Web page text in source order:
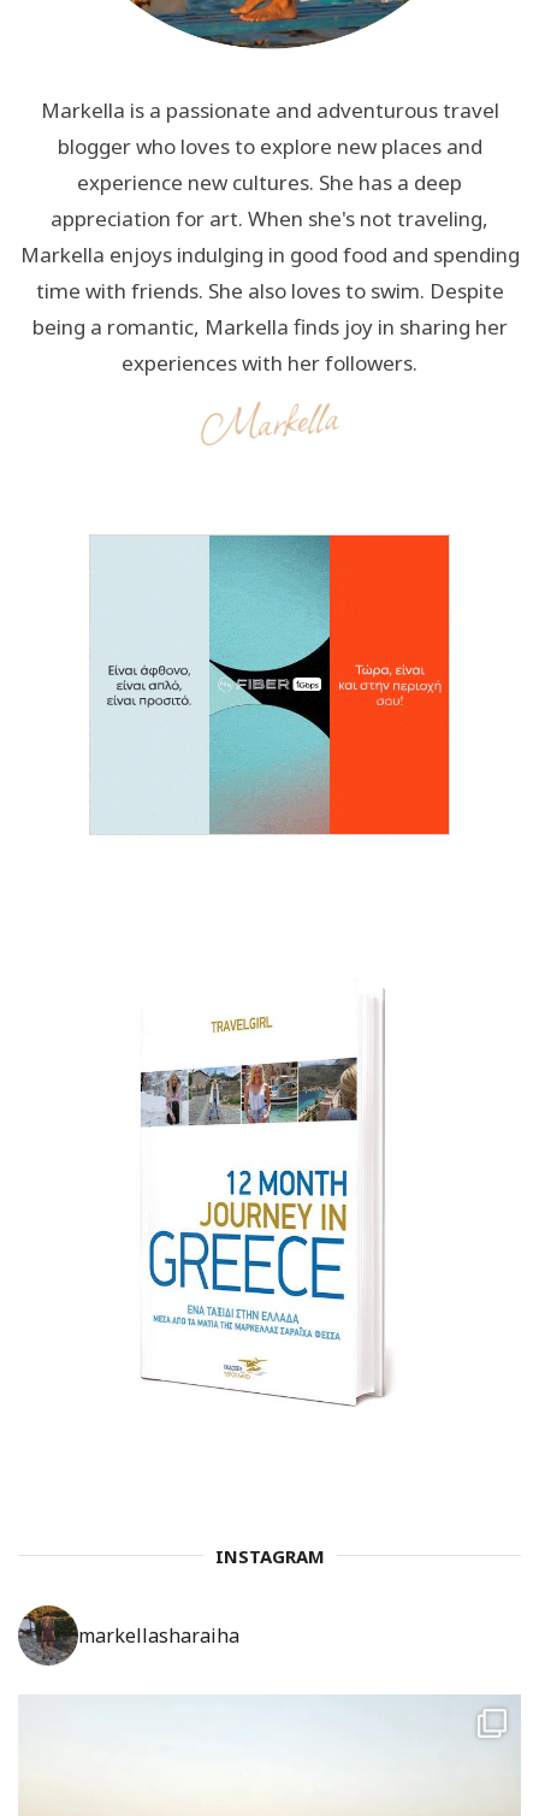
Markella is a passionate and adventurous travel
blogger who loves to explore new places and
experience new cultures. She has a deep
appreciation for art. When she's not traveling,
Markella enjoys indulging in good food and spending
time with friends. She also loves to swim. Despite
being a romantic, Markella finds joy in sharing her
experiences with her followers.
INSTAGRAM
markellasharaiha